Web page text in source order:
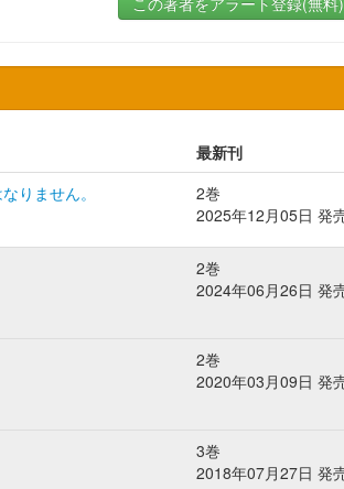
最新刊
りません。
2巻
2025年12月05日 発
2巻
2024年06月26日 発
2巻
2020年03月09日 発
3巻
2018年07月27日 発